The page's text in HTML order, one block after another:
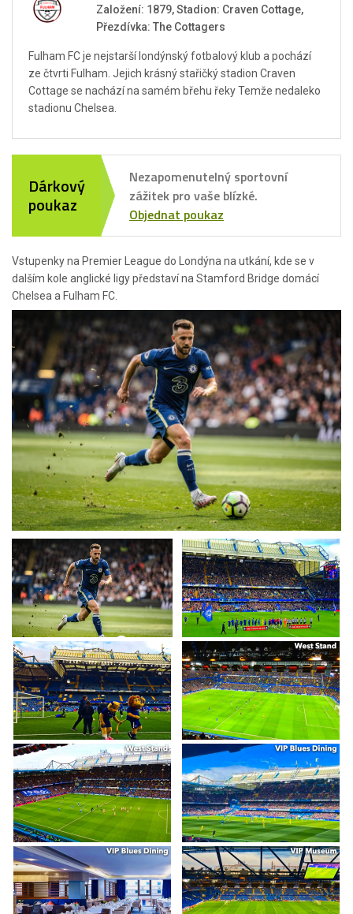
Vstupenky na Premier League do Londýna na utkání, kde se v
dalším kole anglické ligy představí na Stamford Bridge domácí
Chelsea a Fulham FC.
Založení: 1879, Stadion: Craven Cottage,
Přezdívka: The Cottagers
Fulham FC je nejstarší londýnský fotbalový klub a pochází
ze čtvrti Fulham. Jejich krásný stařičký stadion Craven
Cottage se nachází na samém břehu řeky Temže nedaleko
stadionu Chelsea.
Dárkový
poukaz
Nezapomenutelný sportovní
zážitek pro vaše blízké.
Objednat poukaz